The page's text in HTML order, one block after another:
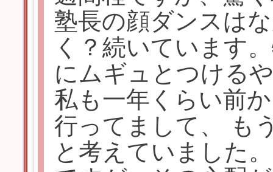
塾長の顔ダンスは
く？続いています
にムギュとつける
私も一年くらい前
行ってまして、 も
と考えていました。